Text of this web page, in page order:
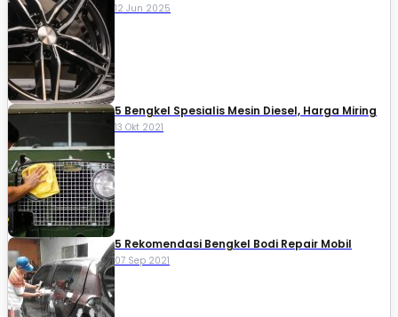
12 Jun 2025
5 Bengkel Spesialis Mesin Diesel, Harga Miring
13 Okt 2021
5 Rekomendasi Bengkel Bodi Repair Mobil
07 Sep 2021